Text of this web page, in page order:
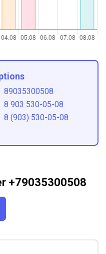
89035300508
8 903 530-05-08
8 (903) 530-05-08
+79035300508